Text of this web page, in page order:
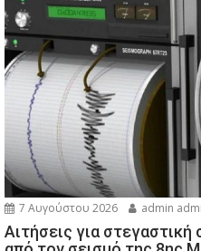
7 Αυγούστου 2026 admin
Αιτήσεις για